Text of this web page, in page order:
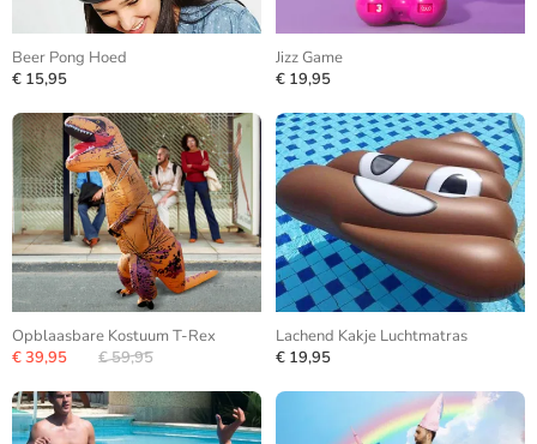
Beer Pong Hoed
€ 15,95
Jizz Game
€ 19,95
Opblaasbare Kostuum T-Rex
€ 39,95
€ 59,95
Lachend Kakje Luchtmatras
€ 19,95